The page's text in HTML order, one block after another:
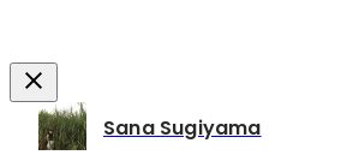
Sana Sugiyama